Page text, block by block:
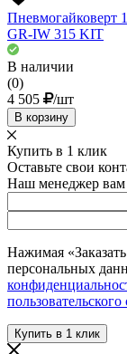
Пневмогайковерт
GR-IW 315 KIT
В наличии
(0)
4 505
/шт
В корзину
Купить в 1 клик
Оставьте свои
Наш менеджер вам
Нажимая
персональных